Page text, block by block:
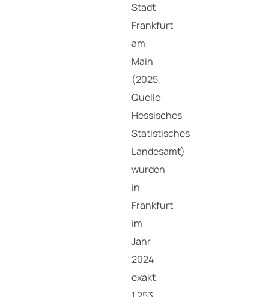
Stadt
Frankfurt
am
Main
(2025,
Quelle:
Hessisches
Statistisches
Landesamt)
wurden
in
Frankfurt
im
Jahr
2024
exakt